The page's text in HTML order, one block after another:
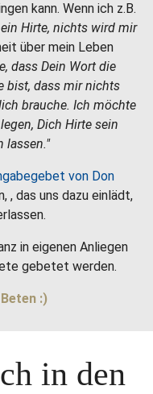
kann. Wenn ich z.B.
Hirte, nichts wird mir
über mein Leben
dass Dein Wort die
bist, dass mir nichts
brauche. Ich möchte
Dich Hirte sein
lassen."
von Don
, das uns dazu einlädt,
in eigenen Anliegen
gebetet werden.
:)
in den